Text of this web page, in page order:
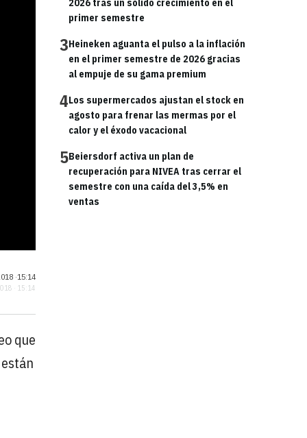
2026 tras un sólido crecimiento en el
primer semestre
3Heineken aguanta el pulso a la inflación
en el primer semestre de 2026 gracias
al empuje de su gama premium
4Los supermercados ajustan el stock en
agosto para frenar las mermas por el
calor y el éxodo vacacional
5Beiersdorf activa un plan de
recuperación para NIVEA tras cerrar el
semestre con una caída del 3,5% en
ventas
·15:14
· 15:14
que